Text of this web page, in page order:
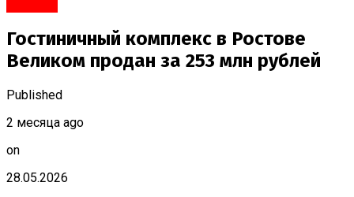
Гостиничный комплекс в Ростове
Великом продан за 253 млн рублей
Published
2 месяца ago
on
28.05.2026